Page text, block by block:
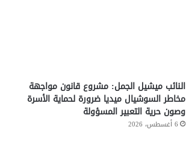
النائب ميشيل الجمل: مشروع قانون مواجهة
مخاطر السوشيال ميديا ضرورة لحماية الأسرة
وصون حرية التعبير المسؤولة
6 أغسطس، 2026